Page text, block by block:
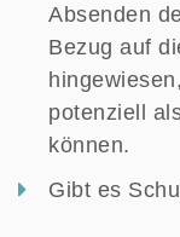
Absenden
Bezug auf
potenziell
können.
Gibt es